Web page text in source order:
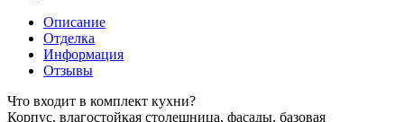
Описание
Отделка
Информация
Отзывы
Что входит в комплект кухни?
Корпус, влагостойкая столешница, фасады, базовая